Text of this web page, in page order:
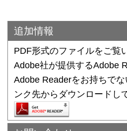
追加情報
PDF形式のファイルをご覧
Adobe社が提供するAdobe
Adobe Readerをお持ちで
ンク先からダウンロードし